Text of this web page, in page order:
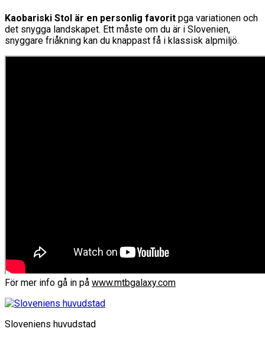
Kaobariski Stol är en personlig favorit pga variationen och
det snygga landskapet. Ett måste om du är i Slovenien,
snyggare friåkning kan du knappast få i klassisk alpmiljö.
För mer info gå in på www.mtbgalaxy.com
Sloveniens huvudstad